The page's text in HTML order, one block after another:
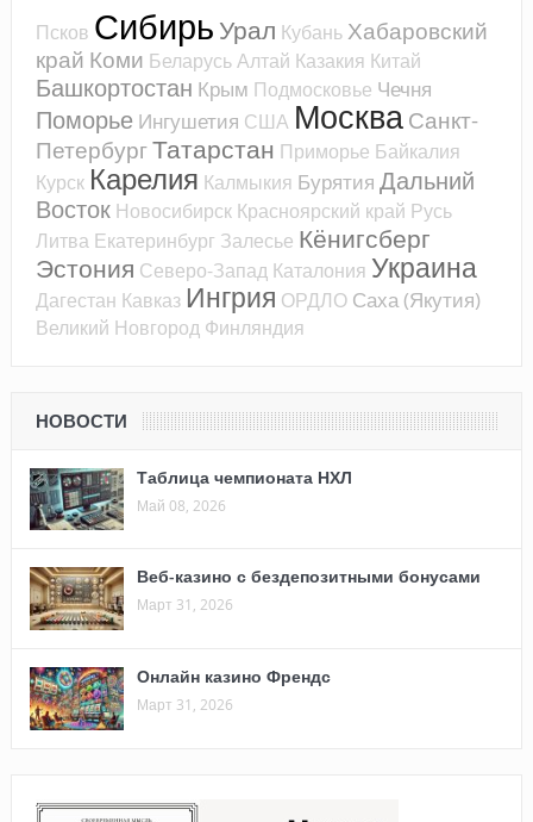
Псков Сибирь Урал Кубань Хабаровский
край Коми БеларусьАлтай Казакия Китай
Башкортостан Крым Подмосковье Чечня
Поморье Ингушетия США Москва Санкт-
ПетербургТатарстан Приморье Байкалия
Курск Карелия Калмыкия Бурятия Дальний
Восток Новосибирск Красноярский край Русь
Литва Екатеринбург Залесье Кёнигсберг
Эстония Северо-Запад Каталония Украина
Дагестан Кавказ Ингрия ОРДЛО Саха (Якутия)
Великий Новгород Финляндия
НОВОСТИ
Таблица чемпионата НХЛ
Май 08, 2026
Веб-казино с бездепозитными бонусами
Март 31, 2026
Онлайн казино Френдс
Март 31, 2026